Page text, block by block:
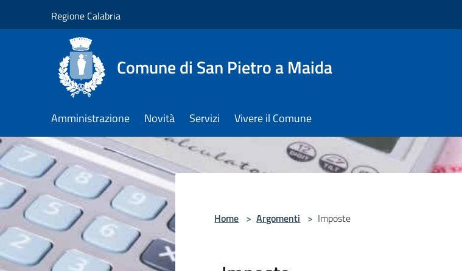
Regione Calabria
Comune di San Pietro a Maida
Amministrazione Novità Servizi Vivere il Comune
Home > Argomenti > Imposte